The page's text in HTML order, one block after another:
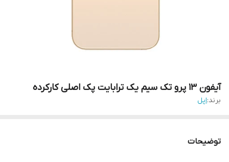
آیفون ۱۳ پرو تک سیم یک ترابایت پک اصلی کارکرده
برند:اپل
توضیحات